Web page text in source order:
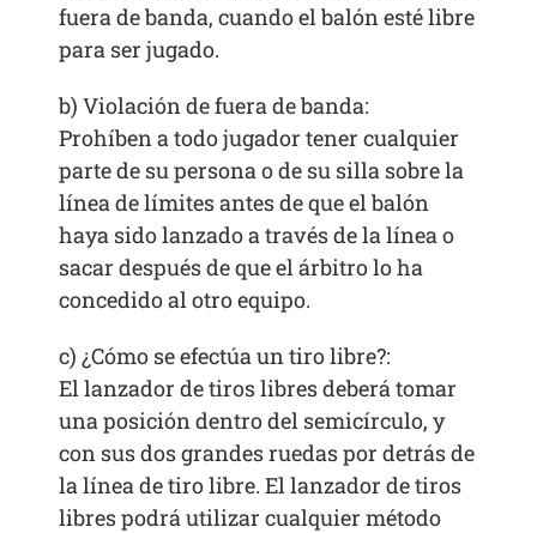
fuera de banda, cuando el balón esté libre
para ser jugado.
b) Violación de fuera de banda:
Prohíben a todo jugador tener cualquier
parte de su persona o de su silla sobre la
línea de límites antes de que el balón
haya sido lanzado a través de la línea o
sacar después de que el árbitro lo ha
concedido al otro equipo.
c) ¿Cómo se efectúa un tiro libre?:
El lanzador de tiros libres deberá tomar
una posición dentro del semicírculo, y
con sus dos grandes ruedas por detrás de
la línea de tiro libre. El lanzador de tiros
libres podrá utilizar cualquier método